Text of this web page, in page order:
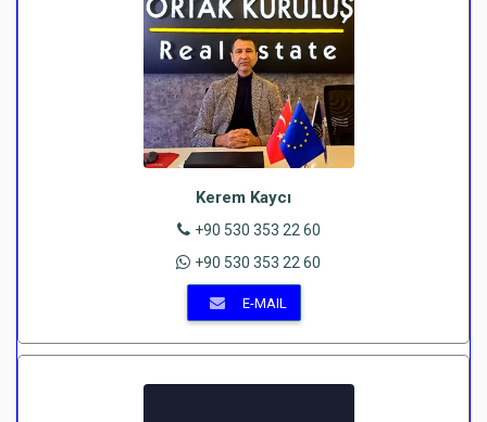
Kerem Kaycı
+90 530 353 22 60
+90 530 353 22 60
E-MAIL